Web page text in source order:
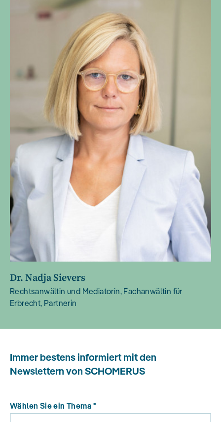
Dr. Nadja Sievers
Rechtsanwältin und Mediatorin, Fachanwältin für
Erbrecht, Partnerin
Immer bestens informiert mit den
Newslettern von SCHOMERUS
Wählen Sie ein Thema *